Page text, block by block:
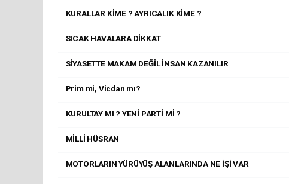
KURALLAR KİME ? AYRICALIK KİME ?
SICAK HAVALARA DİKKAT
SİYASETTE MAKAM DEĞİL İNSAN KAZANILIR
Prim mi, Vicdan mı?
KURULTAY MI ? YENİ PARTİ Mİ ?
MİLLİ HÜSRAN
MOTORLARIN YÜRÜYÜŞ ALANLARINDA NE İŞİ VAR